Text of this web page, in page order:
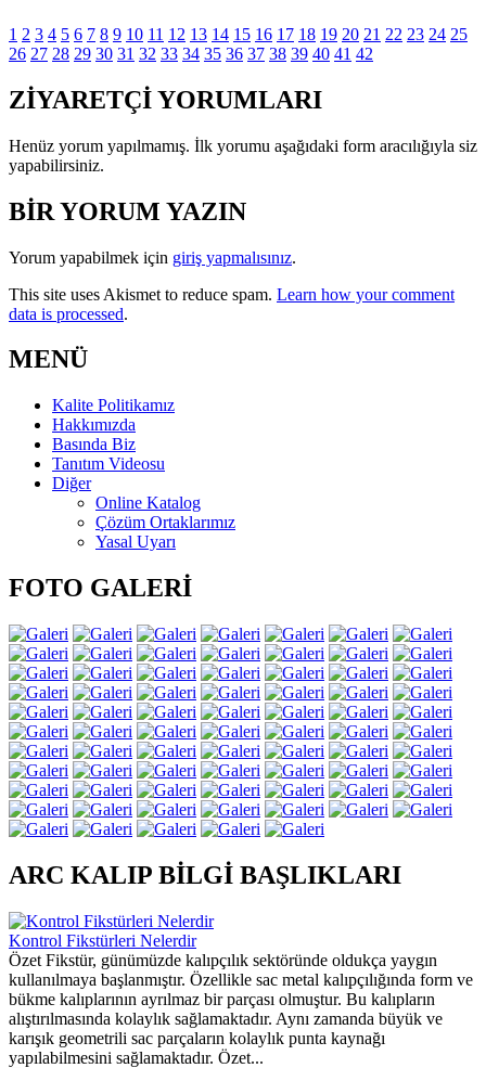
1 2 3 4 5 6 7 8 9 10 11 12 13 14 15 16 17 18 19 20 21 22 23 24 25
26 27 28 29 30 31 32 33 34 35 36 37 38 39 40 41 42
ZİYARETÇİ YORUMLARI
Henüz yorum yapılmamış. İlk yorumu aşağıdaki form aracılığıyla siz
yapabilirsiniz.
BİR YORUM YAZIN
Yorum yapabilmek için giriş yapmalısınız.
This site uses Akismet to reduce spam. Learn how your comment
data is processed.
MENÜ
Kalite Politikamız
Hakkımızda
Basında Biz
Tanıtım Videosu
Diğer
Online Katalog
Çözüm Ortaklarımız
Yasal Uyarı
FOTO GALERİ
ARC KALIP BİLGİ BAŞLIKLARI
Kontrol Fikstürleri Nelerdir
Özet Fikstür, günümüzde kalıpçılık sektöründe oldukça yaygın
kullanılmaya başlanmıştır. Özellikle sac metal kalıpçılığında form ve
bükme kalıplarının ayrılmaz bir parçası olmuştur. Bu kalıpların
alıştırılmasında kolaylık sağlamaktadır. Aynı zamanda büyük ve
karışık geometrili sac parçaların kolaylık punta kaynağı
yapılabilmesini sağlamaktadır. Özet...